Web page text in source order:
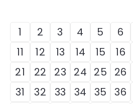
1 2 3 4 5 6
11
12 13 14 15 16
21
22 23 24 25 26
31
32 33 34 35 36